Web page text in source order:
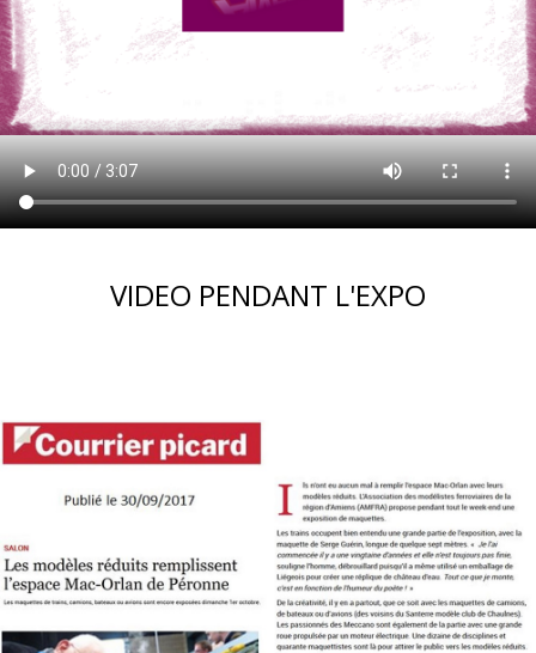
VIDEO PENDANT L'EXPO